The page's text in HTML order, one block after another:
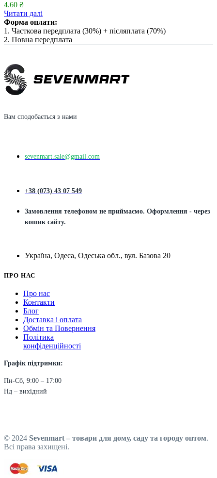
4.60 ₴
Читати далі
Форма оплати:
1. Часткова передплата (30%) + післяплата (70%)
2. Повна передплата
Вам сподобається з нами
sevenmart.sale@gmail.com
+38 (073) 43 07 549
Замовлення телефоном не приймаємо. Оформлення - через
кошик сайту.
Україна, Одеса, Одеська обл., вул. Базова 20
ПРО НАС
Про нас
Контакти
Блог
Доставка і оплата
Обмін та Повернення
Політика
конфіденційності
Графік підтримки:
Пн-Сб, 9:00 – 17:00
Нд – вихідний
© 2024 Sevenmart – товари для дому, саду та городу оптом.
Всі права захищені.